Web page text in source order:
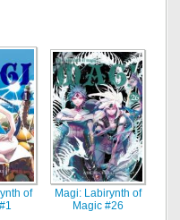
of
Magi: Labirynth of
Magic #26